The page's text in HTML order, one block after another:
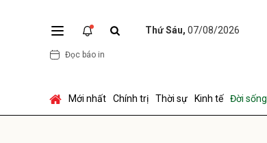
Thứ Sáu, 07/08/2026
Đọc báo in
Mới nhất Chính trị Thời sự Kinh tế Đời sống